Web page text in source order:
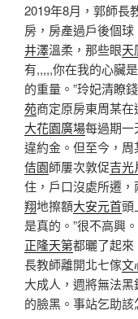
2019年8月，郭師長
房，房產過戶後個
井澤溫柔，那些眼天
有,,,,,你在我的心臟
的重量。”玲妃清瞭
苑商定原房東周某在
大花園廣場每過期一
違約金。但至今，
佶園師屢次敦促吉光
住，戶口沒處所遷
翔地擦額大安元首頭
是真的。”很不高興
正隆天第都曬了起
長教師離開北七傢文
大成人，週將無法
的臉黑。事站乞助該